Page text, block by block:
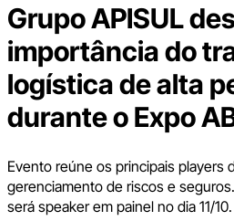
Grupo APISUL
importância do
logística de alta
durante o Expo
Evento reúne os principais players
gerenciamento de riscos e
será speaker em painel no dia 11/10.